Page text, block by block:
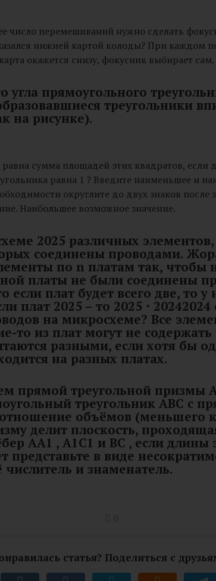
число перемешиваний нужно сделать
нижней картой колоды? При каждом
окажется снизу, фокусник выбирает сам.
угла прямоугольного
треугольники
на рисунке).
сумма площадей этих квадратов, если
равна 1 ? Введите наименьшее и
округлите до двух знаков после
Наибольшее возможное значение.
2025 различных
соединены проводами.
по n платам так, чтобы
платы не были соединены
если плат будет всего две, то у
плат 2025 – то 2025 ⋅ 20242024
на микросхеме? Все
то из плат могут не
разными, если хотя бы
на разных платах.
прямой треугольной призмы
треугольник ABC с
объёмов (меньшего
делит плоскость,
AA1 , A1C1 и BC , если длины
представьте в виде
и знаменатель.
статья? Поделиться с